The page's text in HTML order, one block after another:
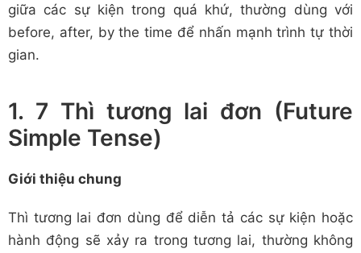
giữa các sự kiện trong quá khứ, thường dùng với
before, after, by the time để nhấn mạnh trình tự thời
gian.
1. 7 Thì tương lai đơn (Future
Simple Tense)
Giới thiệu chung
Thì tương lai đơn dùng để diễn tả các sự kiện hoặc
hành động sẽ xảy ra trong tương lai, thường không